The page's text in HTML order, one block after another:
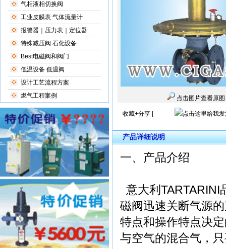
气相液相切换阀
工业皮膜表 气体流量计
报警器｜压力表｜定位器
特殊减压阀 石化设备
Best电磁阀和阀门
低温设备 低温阀
设计工艺流程方案
燃气工程案例
点击图片查看原图
收藏+分享
产品详细说明
一、产品介绍
意大利TARTARINI
磁阀迅速关断气源
特点和操作特点决
与空气的混合气，